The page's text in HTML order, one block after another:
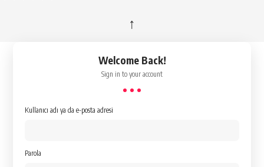
↑
Welcome Back!
Sign in to your account
Kullanıcı adı ya da e-posta adresi
Parola